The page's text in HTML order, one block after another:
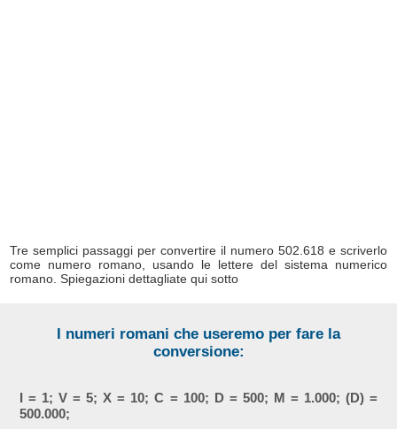
Tre semplici passaggi per convertire il numero 502.618 e scriverlo
come numero romano, usando le lettere del sistema numerico
romano. Spiegazioni dettagliate qui sotto
I numeri romani che useremo per fare la
conversione:
I = 1; V = 5; X = 10; C = 100; D = 500; M = 1.000; (D) =
500.000;